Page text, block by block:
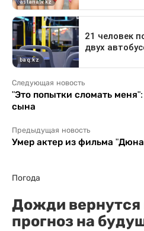
Следующая новость
"Это попытки сломать
сына
Предыдущая новость
Умер актер из фильма
Погода
Дожди
прогноз на